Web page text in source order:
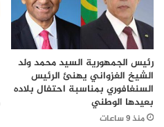
رئيس الجمهورية السيد محمد ولد
الشيخ الغزواني يهنئ الرئيس
السنغافوري بمناسبة احتفال بلاده
بعيدها الوطني
منذ 9 ساعات